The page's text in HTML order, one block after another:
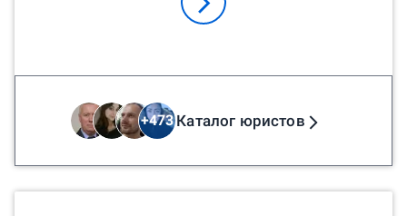
+473Каталог юристов